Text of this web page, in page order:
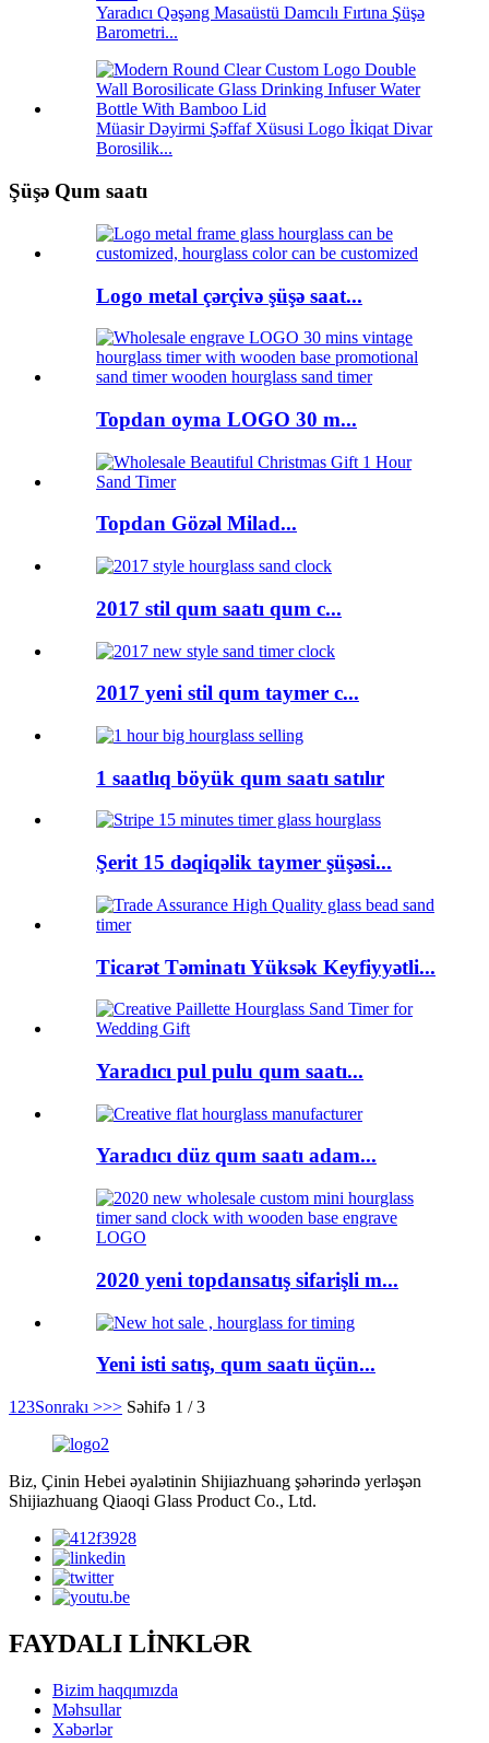
Yaradıcı Qəşəng Masaüstü Damcılı Fırtına Şüşə
Barometri...
Müasir Dəyirmi Şəffaf Xüsusi Logo İkiqat Divar
Borosilik...
Şüşə Qum saatı
Logo metal çərçivə şüşə saat...
Topdan oyma LOGO 30 m...
Topdan Gözəl Milad...
2017 stil qum saatı qum c...
2017 yeni stil qum taymer c...
1 saatlıq böyük qum saatı satılır
Şerit 15 dəqiqəlik taymer şüşəsi...
Ticarət Təminatı Yüksək Keyfiyyətli...
Yaradıcı pul pulu qum saatı...
Yaradıcı düz qum saatı adam...
2020 yeni topdansatış sifarişli m...
Yeni isti satış, qum saatı üçün...
1 23Sonrakı >>> Səhifə 1 / 3
Biz, Çinin Hebei əyalətinin Shijiazhuang şəhərində yerləşən
Shijiazhuang Qiaoqi Glass Product Co., Ltd.
FAYDALI LİNKLƏR
Bizim haqqımızda
Məhsullar
Xəbərlər